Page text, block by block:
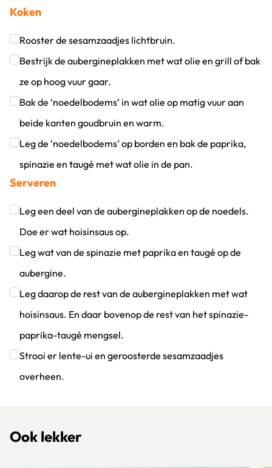
Klik om dit selectievakje aan te vinken
Koken
Rooster de sesamzaadjes lichtbruin.
Klik om dit selectievakje aan te vinken
Bestrijk de aubergineplakken met wat olie en grill of bak
ze op hoog vuur gaar.
Klik om dit selectievakje aan te vinken
Bak de ‘noedelbodems’ in wat olie op matig vuur aan
beide kanten goudbruin en warm.
Klik om dit selectievakje aan te vinken
Leg de ‘noedelbodems’ op borden en bak de paprika,
spinazie en taugé met wat olie in de pan.
Klik om dit selectievakje aan te vinken
Serveren
Leg een deel van de aubergineplakken op de noedels.
Doe er wat hoisinsaus op.
Klik om dit selectievakje aan te vinken
Leg wat van de spinazie met paprika en taugé op de
aubergine.
Klik om dit selectievakje aan te vinken
Leg daarop de rest van de aubergineplakken met wat
hoisinsaus. En daar bovenop de rest van het spinazie-
paprika-taugé mengsel.
Klik om dit selectievakje aan te vinken
Strooi er lente-ui en geroosterde sesamzaadjes
overheen.
Ook lekker